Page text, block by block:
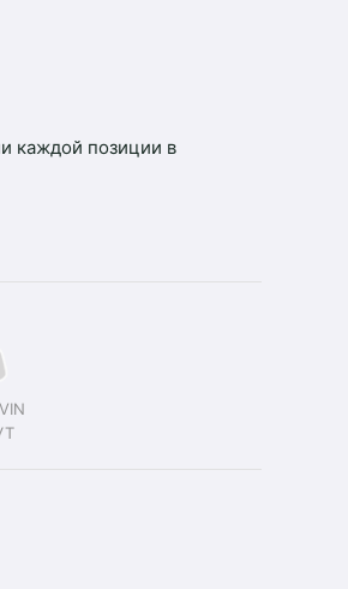
каждой позиции в